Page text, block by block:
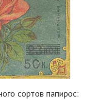
сортов папирос: